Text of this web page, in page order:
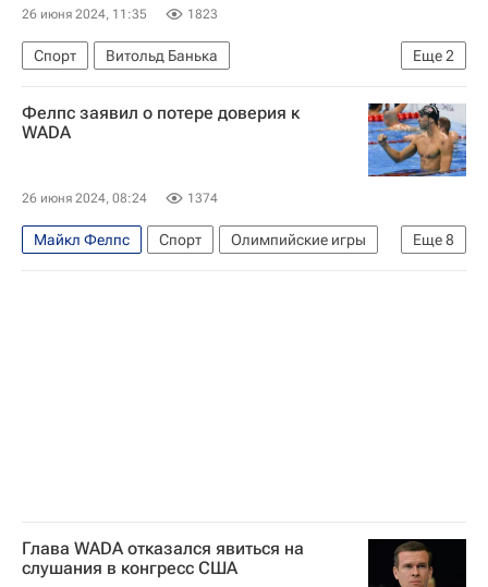
26 июня 2024, 11:35 1823
Еще2
Спорт
Витольд Банька
Всемирное антидопинговое агентство (WADA)
Конгресс США
Фелпс заявил о потере доверия к
WADA
26 июня 2024, 08:24 1374
Еще8
Майкл Фелпс Спорт
Олимпийские игры
США
Китай
Токио
Глава WADA отказался явиться на
слушания в конгресс США